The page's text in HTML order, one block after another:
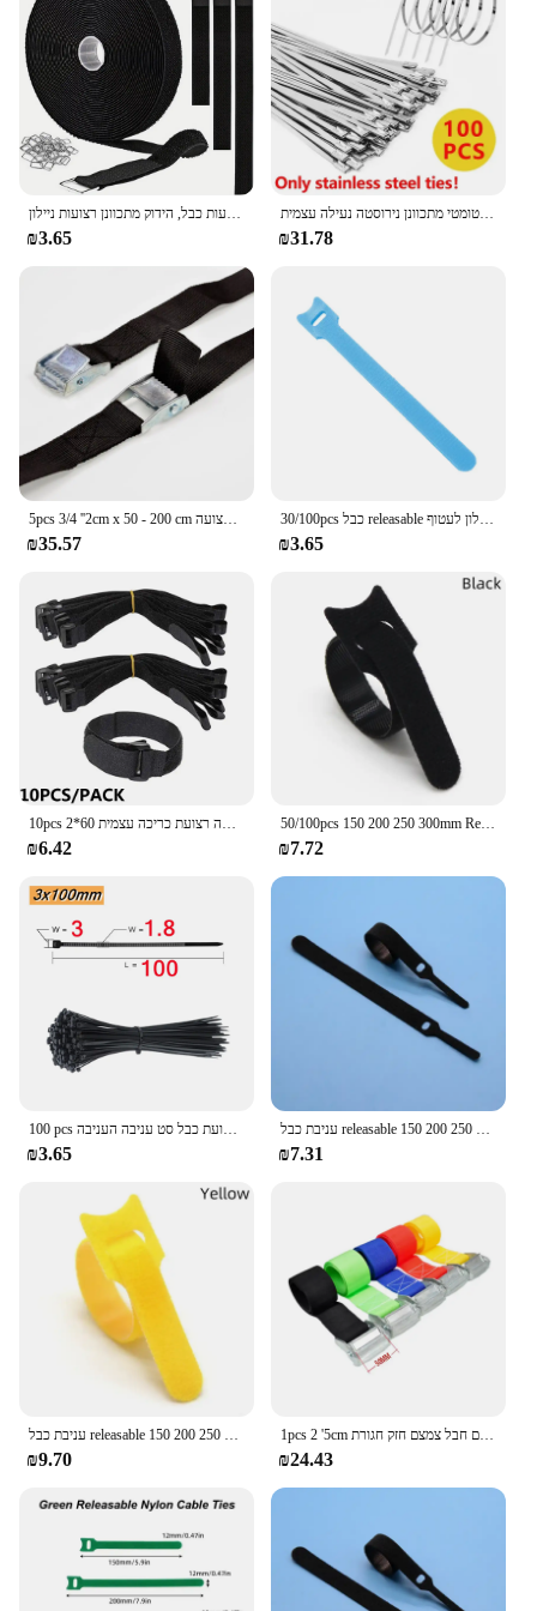
₪3.65
כבל חדש עניבה כבל העניבה רצועה חיבור אוטומטי כלי חיתוך אוטומטי מתכוונן נירוסטה נעילה עצמית
₪31.78
₪35.57 ₪3.65
10pcs 2*60 ס "מ 2*60 ס" מ רסק עניבות כבל באיכות גבוהה רצועת כריכה עצמית
₪6.42
50/100pcs 150 200 250 300mm Releasable קשרי כבל פלסטיק לחיזוק לשימוש חוזר כבל עניבת רצועות ניילון לעטוף zip צרור תחבושת עניבת
₪7.72
100 pcs נעילה עצמית פלסטיק עניבה שחור העניבה רצועת כבל סט עניבה העניבה zip רחיצת כפתור
₪3.65
עניבת כבל releasable 150 200 250 300 מ "מ מגבונים רצועות ניילון לעטוף zip חבילת עוגב
₪7.31
עניבת כבל releasable 150 200 250 300 מ "מ רצועות פלסטיק ניילון לעטוף zip חבילת תחבושת אטב zip חבילת תחבושת
₪9.70
1pcs 2 '5cm אבזם חגורת עניבה כלפי מטה רצועות עבור תיק אופנוע אופנוע אופנוע עם אבזם מתכת אבזם חבל צמצם חזק חגורת ratchet
₪24.43